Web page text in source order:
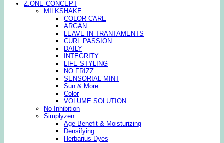
Z.ONE CONCEPT
MILKSHAKE
COLOR CARE
ARGAN
LEAVE IN TRANTAMENTS
CURL PASSION
DAILY
INTEGRITY
LIFE STYLING
NO FRIZZ
SENSORIAL MINT
Sun & More
Color
VOLUME SOLUTION
No Inhibition
Simplyzen
Age Benefit & Moisturizing
Densifying
Herbarius Dyes